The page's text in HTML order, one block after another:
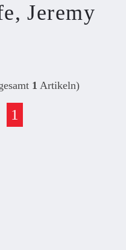
Jeremy
1 Artikeln)
1